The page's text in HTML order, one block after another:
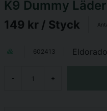
K9 Dummy
149 kr / Styck
602413 Eldorado
- +